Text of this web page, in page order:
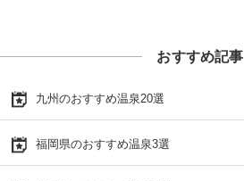
おすすめ記事
九州のおすすめ温泉20選
福岡県のおすすめ温泉3選